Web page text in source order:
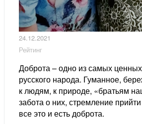
24.12.2021
Рейтинг
Доброта – одно из самых ценных
русского народа. Гуманное,
к людям, к природе, «братьям
забота о них, стремление
все это и есть доброта.